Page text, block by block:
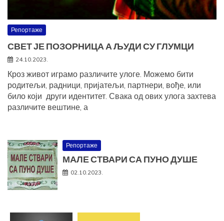
Репортаже
СВЕТ ЈЕ ПОЗОРНИЦА А ЉУДИ СУ ГЛУМЦИ
24.10.2023.
Кроз живот играмо различите улоге. Можемо бити
родитељи, радници, пријатељи, партнери, вође, или
било који други идентитет. Свака од ових улога захтева
различите вештине, а
Репортаже
МАЛЕ СТВАРИ СА ПУНО ДУШЕ
02.10.2023.